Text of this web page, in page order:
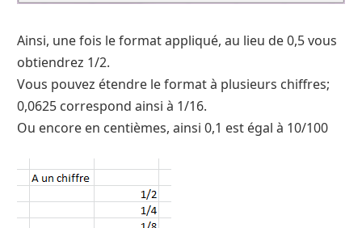
Ainsi, une fois le format appliqué, au lieu de 0,5 vous
obtiendrez 1/2.
Vous pouvez étendre le format à plusieurs chiffres;
0,0625 correspond ainsi à 1/16.
Ou encore en centièmes, ainsi 0,1 est égal à 10/100